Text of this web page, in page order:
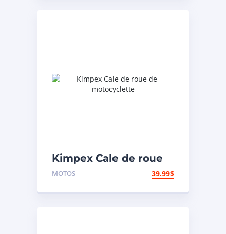
Kimpex Cale de roue
de motocyclette
MOTOS 39.99$